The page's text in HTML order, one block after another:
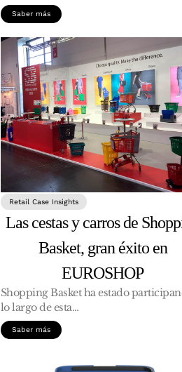
Saber más
Retail Case Insights
Las cestas y carros de
Basket, gran éxito en
EUROSHOP
Shopping Basket ha estado
lo largo de esta…
Saber más